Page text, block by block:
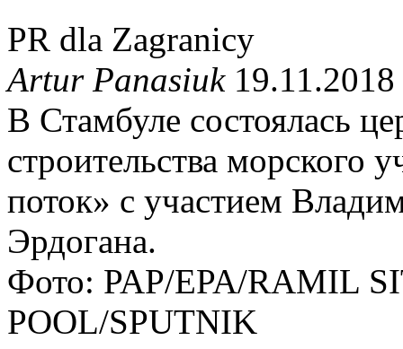
PR dla Zagranicy
Artur Panasiuk19.11.2018
В Стамбуле состоялась
строительства морского
поток» с участием
Эрдогана.
Фото: PAP/EPA/RAMIL
POOL/SPUTNIK